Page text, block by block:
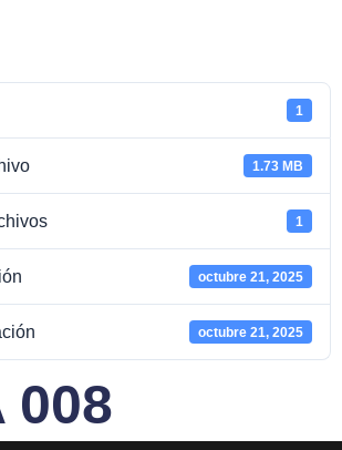
1
1.73 MB
1
octubre 21, 2025
octubre 21, 2025
008